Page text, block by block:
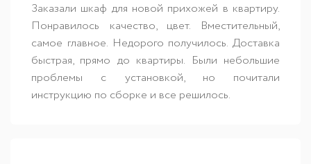
Заказали шкаф для новой прихожей в квартиру.
Понравилось качество, цвет. Вместительный,
самое главное. Недорого получилось. Доставка
быстрая, прямо до квартиры. Были небольшие
проблемы с установкой, но почитали
инструкцию по сборке и все решилось.